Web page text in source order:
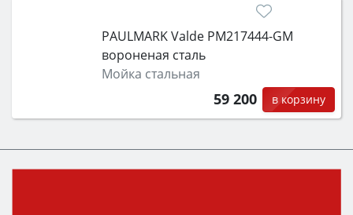
PAULMARK Valde PM217444-GM
вороненая сталь
Мойка стальная
59 200 в корзину